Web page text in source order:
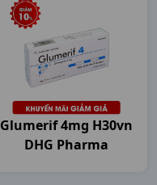
Glumerif 4mg H30vn
DHG Pharma